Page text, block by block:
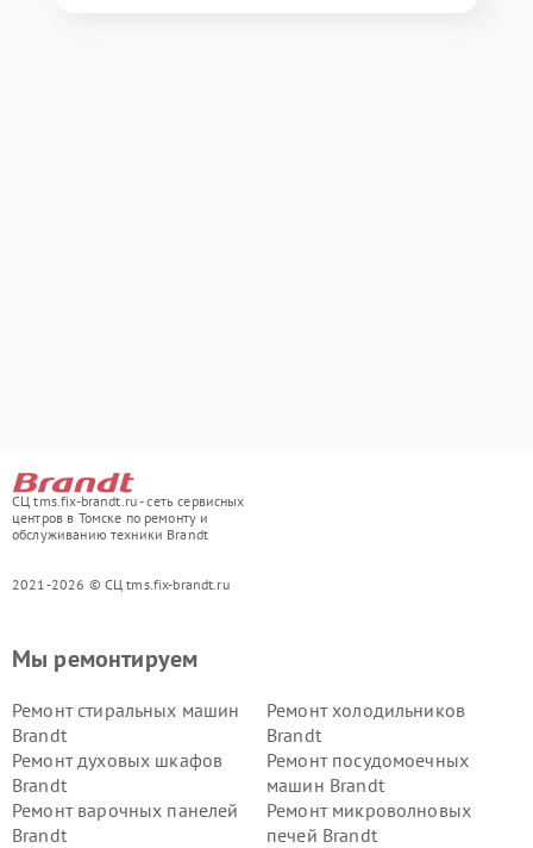
СЦ tms.fix-brandt.ru - сеть сервисных
центров в Томске по ремонту и
обслуживанию техники Brandt
2021-2026 © СЦ tms.fix-brandt.ru
Мы ремонтируем
Ремонт стиральных машин
Brandt
Ремонт холодильников
Brandt
Ремонт духовых шкафов
Brandt
Ремонт посудомоечных
машин Brandt
Ремонт варочных панелей
Brandt
Ремонт микроволновых
печей Brandt